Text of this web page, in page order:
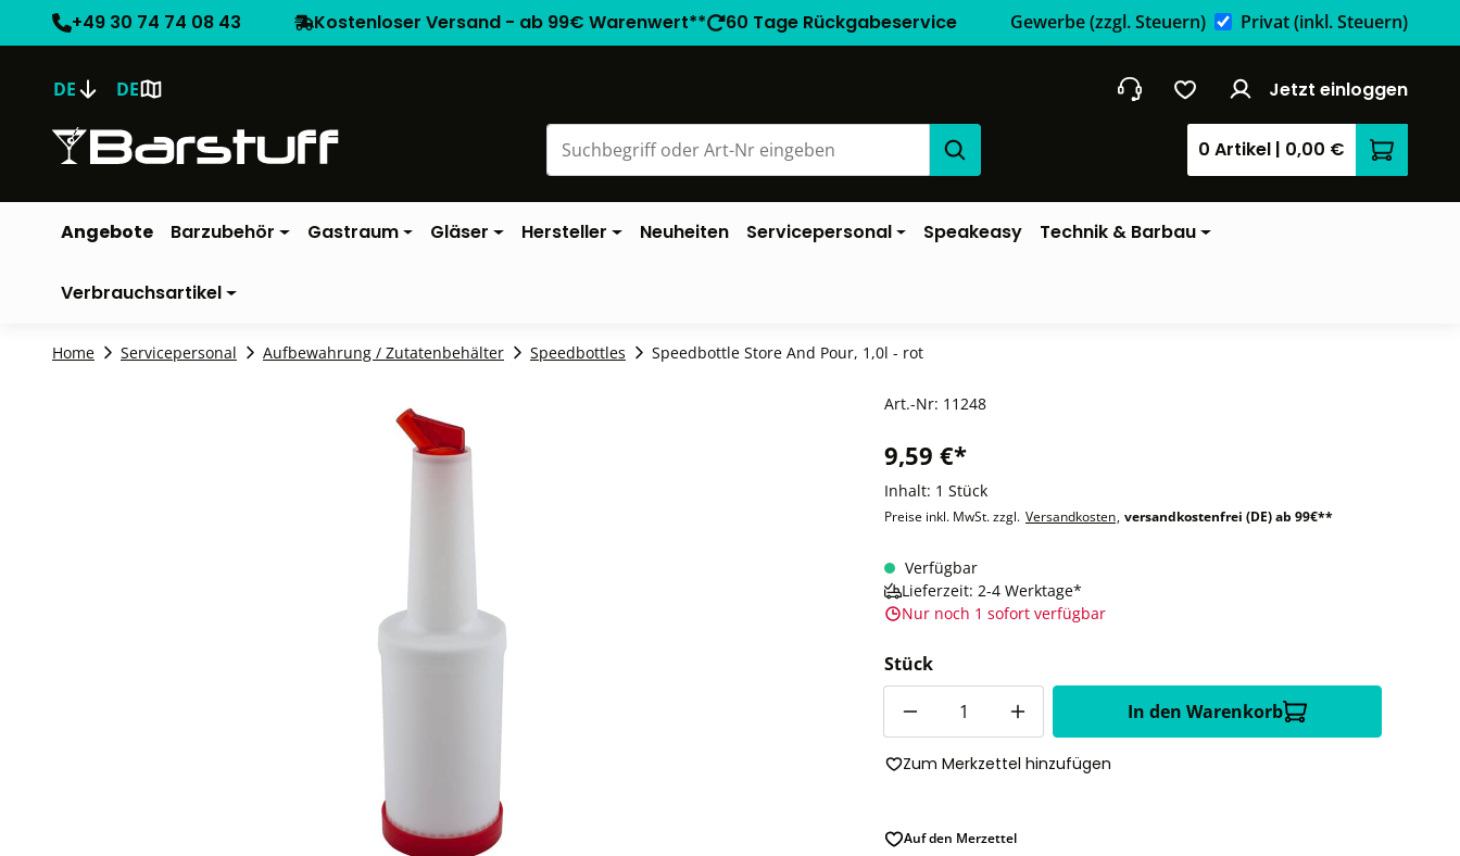
+49 30 74 74 08 43 Kostenloser Versand - ab 99€ Warenwert** 60 Tage Rückgabeservice Gewerbe(zzgl. Steuern) Privat(inkl. Steuern)
DE DE Jetzt einloggen
0 Artikel | 0,00 €
Angebote Barzubehör Gastraum Gläser Hersteller Neuheiten Servicepersonal Speakeasy Technik & Barbau
Verbrauchsartikel
Home Servicepersonal Aufbewahrung / Zutatenbehälter Speedbottles Speedbottle Store And Pour, 1,0l - rot
Art.-Nr: 11248
9,59 €*
Inhalt: 1 Stück
Preise inkl. MwSt. zzgl. Versandkosten, versandkostenfrei (DE) ab 99€**
Verfügbar
Lieferzeit: 2-4 Werktage*
Nur noch 1 sofort verfügbar
Stück
In den Warenkorb
Zum Merkzettel hinzufügen
Auf den Merzettel